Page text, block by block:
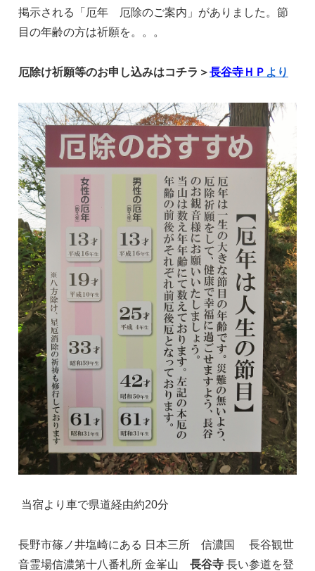
掲示される「厄年 厄除のご案内」がありました。節
目の年齢の方は祈願を。。。
厄除け祈願等のお申し込みはコチラ＞長谷寺ＨＰ より
当宿より車で県道経由約20分
長野市篠ノ井塩崎にある 日本三所 信濃国 長谷観世
音霊場信濃第十八番札所 金峯山 長谷寺 長い参道を登